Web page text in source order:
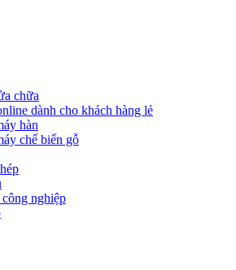
chữa
dành cho khách hàng lẻ
hàn
chế biến gỗ
nghiệp